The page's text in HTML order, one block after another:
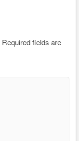
Required fields are